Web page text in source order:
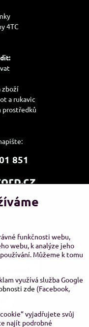
4TC
zboží
a rukavic
prostředků
místo:
s.r.o.
funkčnosti webu,
webu, k analýze jeho
Můžeme k tomu
využívá služba Google
zde (Facebook,
vyjadřujete svůj
najít podrobné